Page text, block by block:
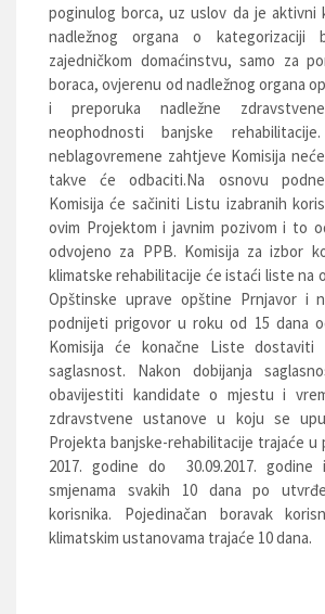
poginulog borca, uz uslov da je aktivni
nadležnog organa o kategorizaciji
zajedničkom domaćinstvu, samo za
boraca, ovjerenu od nadležnog organa
i preporuka nadležne
neophodnosti banjske
neblagovremene zahtjeve Komisija
takve će odbaciti.Na osnovu
Komisija će sačiniti Listu izabranih
ovim Projektom i javnim pozivom i to
odvojeno za PPB. Komisija za izbor
klimatske rehabilitacije će istaći liste na
Opštinske uprave opštine Prnjavor i
podnijeti prigovor u roku od 15 dana
Komisija će konačne Liste dostaviti
saglasnost. Nakon dobijanja
obavijestiti kandidate o mjestu i
zdravstvene ustanove u koju se
Projekta banjske-rehabilitacije trajaće u
2017. godine do 30.09.2017.
smjenama svakih 10 dana po
korisnika. Pojedinačan boravak
klimatskim ustanovama trajaće 10 dana.